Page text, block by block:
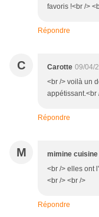
favoris !<br />
Répondre
C Carotte 09/04/
<br /> voilà un
appétissant.<br
Répondre
M mimine cuisine
<br /> elles ont
<br /> <br />
Répondre